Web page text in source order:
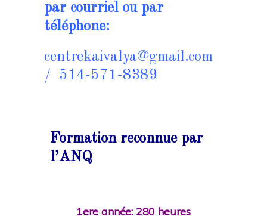
par courriel ou par
téléphone:
centrekaivalya@gmail.com
/ 514-571-8389
Formation reconnue par
l’ANQ
1ere année: 280 heures